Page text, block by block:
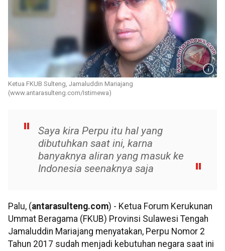
Ketua FKUB Sulteng, Jamaluddin Mariajang
(www.antarasulteng.com/Istimewa)
Saya kira Perpu itu hal yang
dibutuhkan saat ini, karna
banyaknya aliran yang masuk ke
Indonesia seenaknya saja
Palu, (antarasulteng.com) - Ketua Forum Kerukunan
Ummat Beragama (FKUB) Provinsi Sulawesi Tengah
Jamaluddin Mariajang menyatakan, Perpu Nomor 2
Tahun 2017 sudah menjadi kebutuhan negara saat ini